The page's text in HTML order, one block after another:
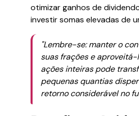
otimizar ganhos de
investir somas elevadas de
"Lembre-se: manter o
suas frações e
ações inteiras pode
pequenas quantias
retorno considerável no